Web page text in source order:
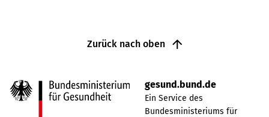
Zurück nach oben
gesund.bund.de
Ein Service des
Bundesministeriums für